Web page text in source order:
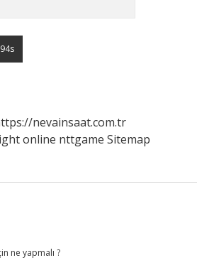
nevainsaat.com.tr
online nttgame Sitemap
ne yapmalı ?